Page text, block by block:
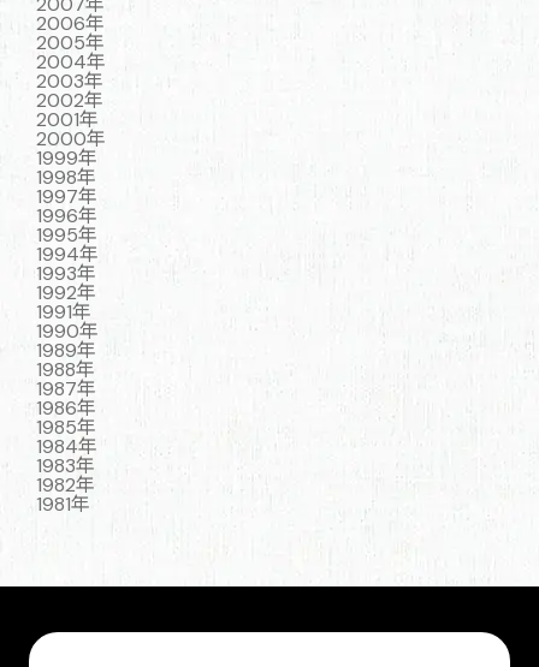
2006年
2005年
2004年
2003年
2002年
2001年
2000年
1999年
1998年
1997年
1996年
1995年
1994年
1993年
1992年
1991年
1990年
1989年
1988年
1987年
1986年
1985年
1984年
1983年
1982年
1981年